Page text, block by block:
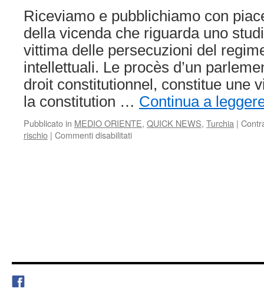
Riceviamo e pubblichiamo con
della vicenda che riguarda uno
vittima delle persecuzioni del
intellettuali. Le procès d’un
droit constitutionnel, constitue une
la constitution … Continua a
Pubblicato in MEDIO ORIENTE, QUICK NEWS, Turchia |
rischio | Commenti disabilitatisu
contro